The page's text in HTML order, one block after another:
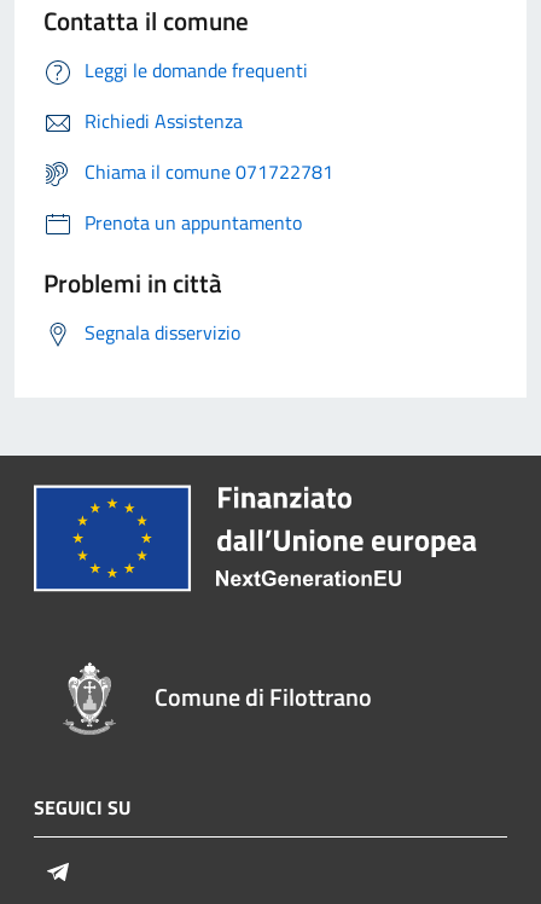
Contatta il comune
Leggi le domande frequenti
Richiedi Assistenza
Chiama il comune 071722781
Prenota un appuntamento
Problemi in città
Segnala disservizio
Comune di Filottrano
SEGUICI SU